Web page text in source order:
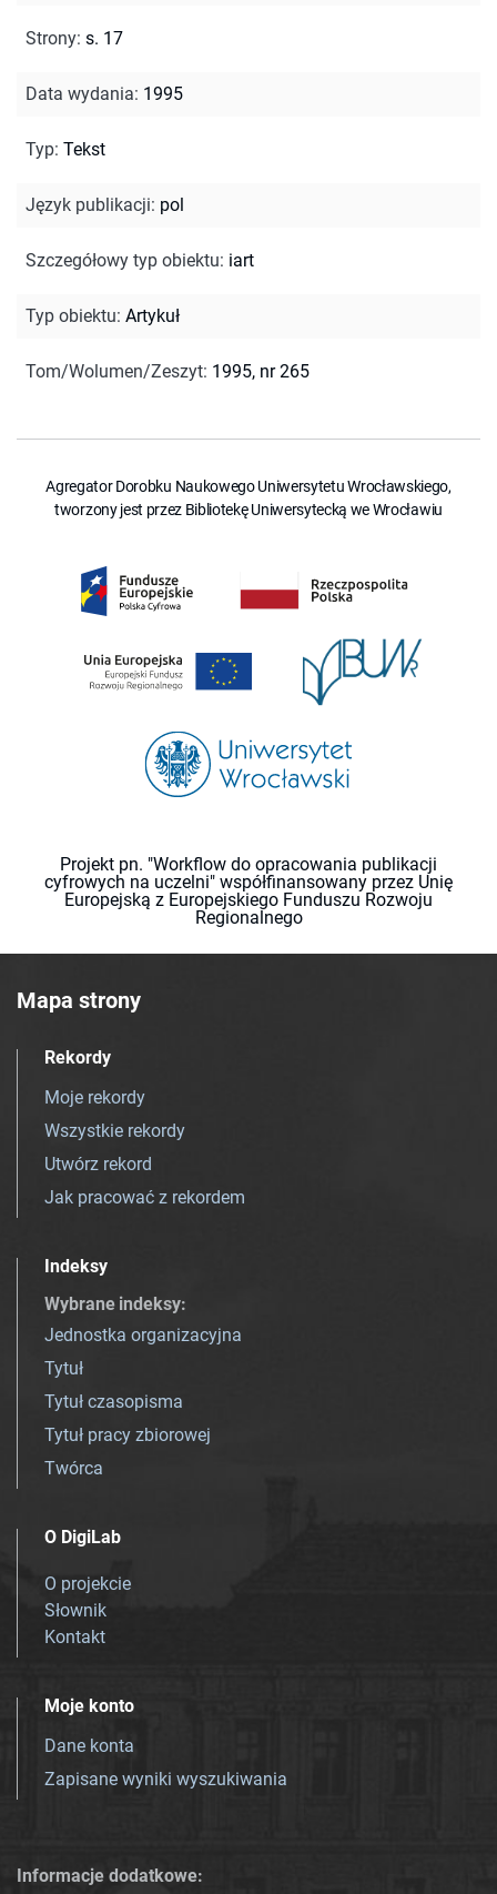
Strony: s. 17
Data wydania: 1995
Typ: Tekst
Język publikacji: pol
Szczegółowy typ obiektu: iart
Typ obiektu: Artykuł
Tom/Wolumen/Zeszyt: 1995, nr 265
Agregator Dorobku Naukowego Uniwersytetu Wrocławskiego,
tworzony jest przez Bibliotekę Uniwersytecką we Wrocławiu
Projekt pn. "Workflow do opracowania publikacji
cyfrowych na uczelni" współfinansowany przez Unię
Europejską z Europejskiego Funduszu Rozwoju
Regionalnego
Mapa strony
Rekordy
Moje rekordy
Wszystkie rekordy
Utwórz rekord
Jak pracować z rekordem
Indeksy
Wybrane indeksy:
Jednostka organizacyjna
Tytuł
Tytuł czasopisma
Tytuł pracy zbiorowej
Twórca
O DigiLab
O projekcie
Słownik
Kontakt
Moje konto
Dane konta
Zapisane wyniki wyszukiwania
Informacje dodatkowe: